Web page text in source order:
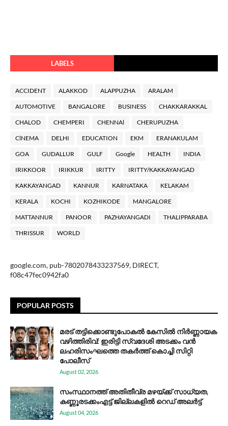
LABELS
ACCIDENT ALAKKOD ALAPPUZHA ARALAM
AUTOMOTIVE BANGALORE BUSINESS CHAKKARAKKAL
CHALOD CHEMPERI CHENNAl CHERUPUZHA
ClNEMA DELHI EDUCATION EKM ERANAKULAM
GOA GUDALLUR GULF Google HEALTH INDIA
IRIKKOOR IRIKKUR IRITTY IRITTY/KAKKAYANGAD
KAKKAYANGAD KANNUR KARNATAKA KELAKAM
KERALA KOCHI KOZHIKODE MANGALORE
MATTANNUR PANOOR PAZHAYANGADI THALIPPARABA
THRISSUR WORLD
google.com, pub-7802078433237569, DIRECT,
f08c47fec0942fa0
POPULAR POSTS
മരട് തട്ടിക്കൊണ്ടുപോകൽ കേസിൽ നിർണ്ണായക
വഴിത്തിരിവ്: ഇരിട്ടി സ്വദേശി അടക്കം വൻ
ലഹരിസംഘത്തെ തകർത്ത് കൊച്ചി സിറ്റി
പോലീസ്
August 02, 2026
സം​സ്ഥാ​ന​ത്ത് അ​തി​തീ​വ്ര മ​ഴ​യ്ക്ക് സാ​ധ്യ​ത,
കണ്ണൂരടക്കംഎ​ട്ട് ജി​ല്ല​ക​ളി​ൽ റെ​ഡ് അ​ലർ​ട്ട്
August 04, 2026